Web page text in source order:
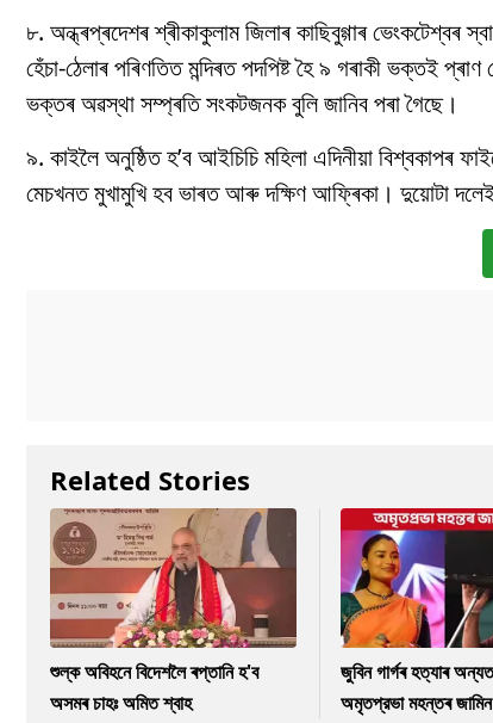
৮. অন্ধ্ৰপ্ৰদেশৰ শ্ৰীকাকুলাম জিলাৰ কাছিবুগ্গাৰ
হেঁচা-ঠেলাৰ পৰিণতিত মন্দিৰত পদপিষ্ট হৈ ৯ গৰাকী
ভক্তৰ অৱস্থা সম্প্ৰতি সংকটজনক বুলি জানিব পৰা গৈছে।
৯. কাইলৈ অনুষ্ঠিত হ’ব আইচিচি মহিলা এদিনীয়া বিশ্বকাপৰ
মেচখনত মুখামুখি হব ভাৰত আৰু দক্ষিণ আফ্ৰিকা। দুয়োটা দলেই
Related Stories
শুল্ক অবিহনে বিদেশলৈ ৰপ্তানি হ'ব
অসমৰ চাহঃ অমিত শ্বাহ
জুবিন গাৰ্গৰ হত্যাৰ
অমৃতপ্রভা মহন্তৰ